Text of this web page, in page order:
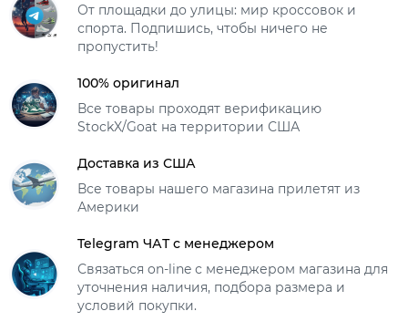
От площадки до улицы: мир кроссовок и
спорта. Подпишись, чтобы ничего не
пропустить!
100% оригинал
Все товары проходят верификацию
StockX/Goat на территории США
Доставка из США
Все товары нашего магазина прилетят из
Америки
Telegram ЧАТ с менеджером
Связаться on-line с менеджером магазина для
уточнения наличия, подбора размера и
условий покупки.